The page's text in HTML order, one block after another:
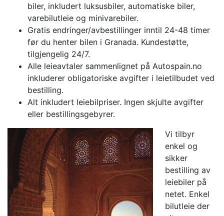
biler, inkludert luksusbiler, automatiske biler,
varebilutleie og minivarebiler.
Gratis endringer/avbestillinger inntil 24-48 timer
før du henter bilen i Granada. Kundestøtte,
tilgjengelig 24/7.
Alle leieavtaler sammenlignet på Autospain.no
inkluderer obligatoriske avgifter i leietilbudet ved
bestilling.
Alt inkludert leiebilpriser. Ingen skjulte avgifter
eller bestillingsgebyrer.
Vi tilbyr
enkel og
sikker
bestilling av
leiebiler på
netet. Enkel
bilutleie der